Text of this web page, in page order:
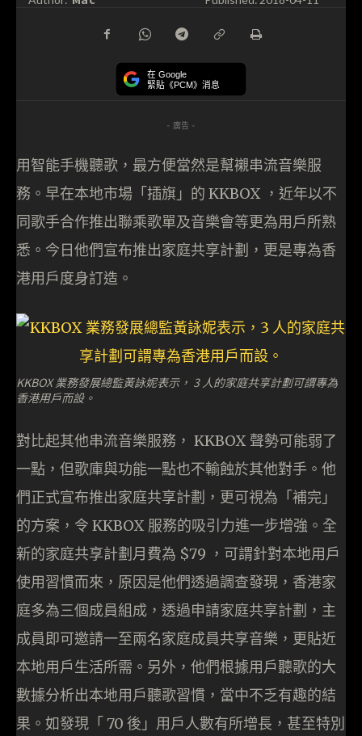
在 Google
緊貼《PCM》消息
- 廣告 -
用智能手機聽歌，最方便當然是幫襯串流音樂服
務。早在本地市場「插旗」的 KKBOX ，近年以不
同歌手合作推出聯乘歌單及音樂會等更為用戶所熟
悉。今日他們宣布推出家庭共享計劃，更是專為香
港用戶度身訂造。
KKBOX 業務發展總監黃詠妮表示， 3 人的家庭共享計劃可謂專為
香港用戶而設。
對比起其他串流音樂服務， KKBOX 聲勢可能弱了
一點，但歌庫與功能一點也不輸蝕於其他對手。他
們正式宣布推出家庭共享計劃，更可視為「補完」
的方案，令 KKBOX 服務的吸引力進一步增強。全
新的家庭共享計劃月費為 $79 ，可謂針對本地用戶
使用習慣而來，原因是他們透過調查發現，香港家
庭多為三個成員組成，透過申請家庭共享計劃，主
成員即可邀請一至兩名家庭成員共享音樂，更貼近
本地用戶生活所需。另外，他們根據用戶聽歌的大
數據分析出本地用戶聽歌習慣，當中不乏有趣的結
果。如發現「 70 後」用戶人數有所增長，甚至特別